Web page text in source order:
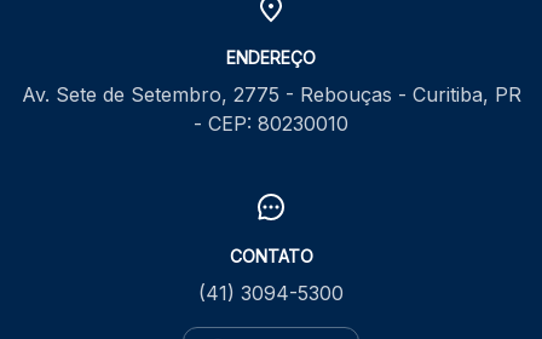
ENDEREÇO
Av. Sete de Setembro, 2775 - Rebouças - Curitiba, PR
- CEP: 80230010
CONTATO
(41) 3094-5300